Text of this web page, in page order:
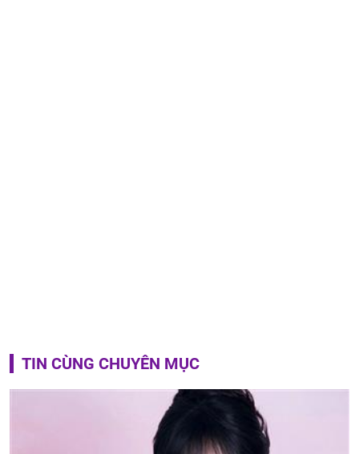
TIN CÙNG CHUYÊN MỤC